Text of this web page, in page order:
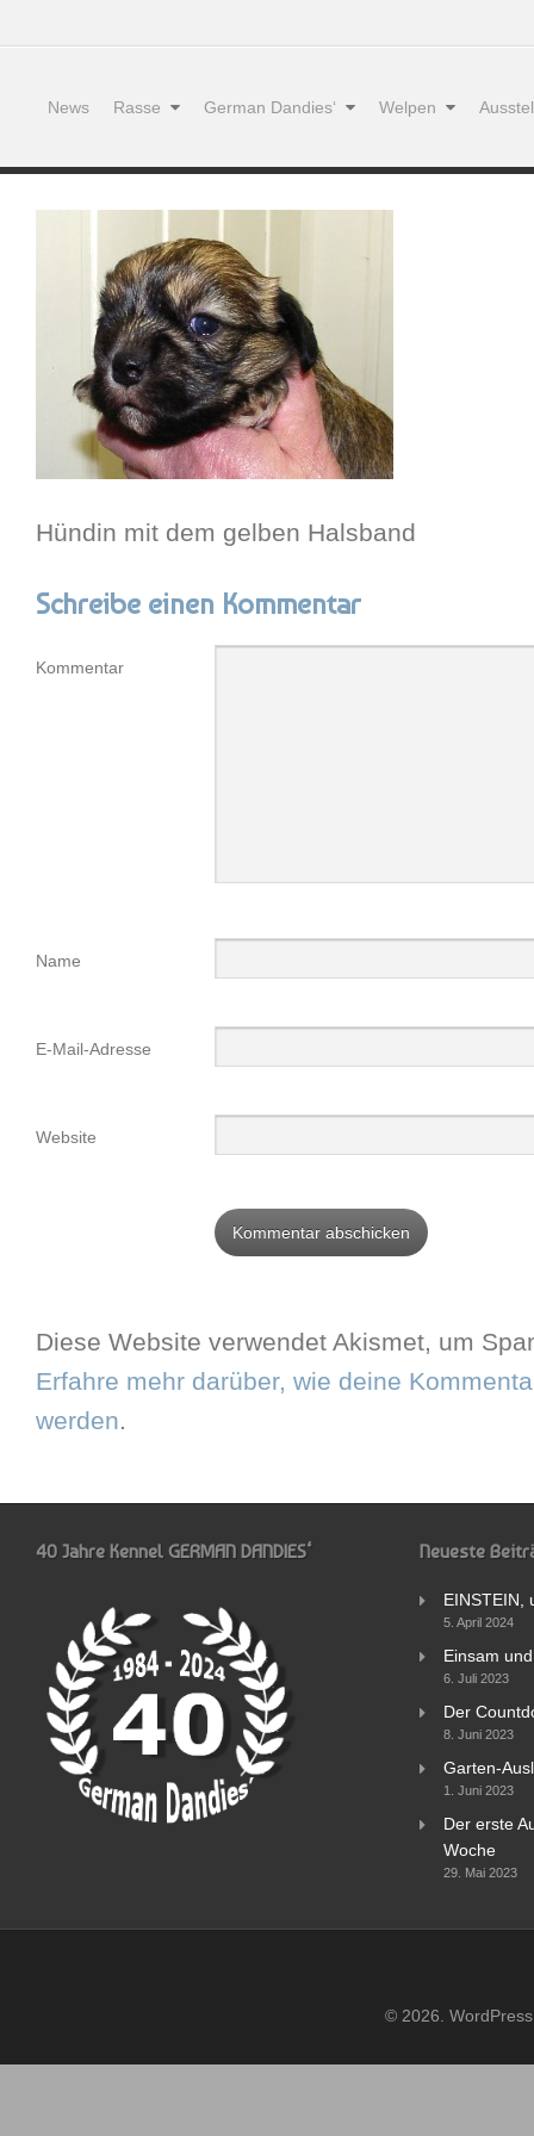
News Rasse German Dandies‘ Welpen
Hündin mit dem gelben Halsband
Schreibe einen Kommentar
Kommentar
Name
E-Mail-Adresse
Website
Diese Website verwendet Akismet, um
Erfahre mehr darüber, wie deine
werden.
40 Jahre Kennel GERMAN DANDIES‘ Neueste
EINSTEIN,
5. April 2024
Einsam
6. Juli 2023
Der
8. Juni 2023
Garten-
1. Juni 2023
Der erste
Woche
29. Mai 2023
© 2026.